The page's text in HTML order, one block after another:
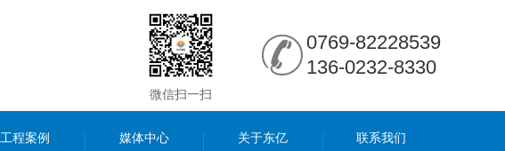
0769-82228539
136-0232-8330
微信扫一扫
工程案例 媒体中心 关于东亿 联系我们